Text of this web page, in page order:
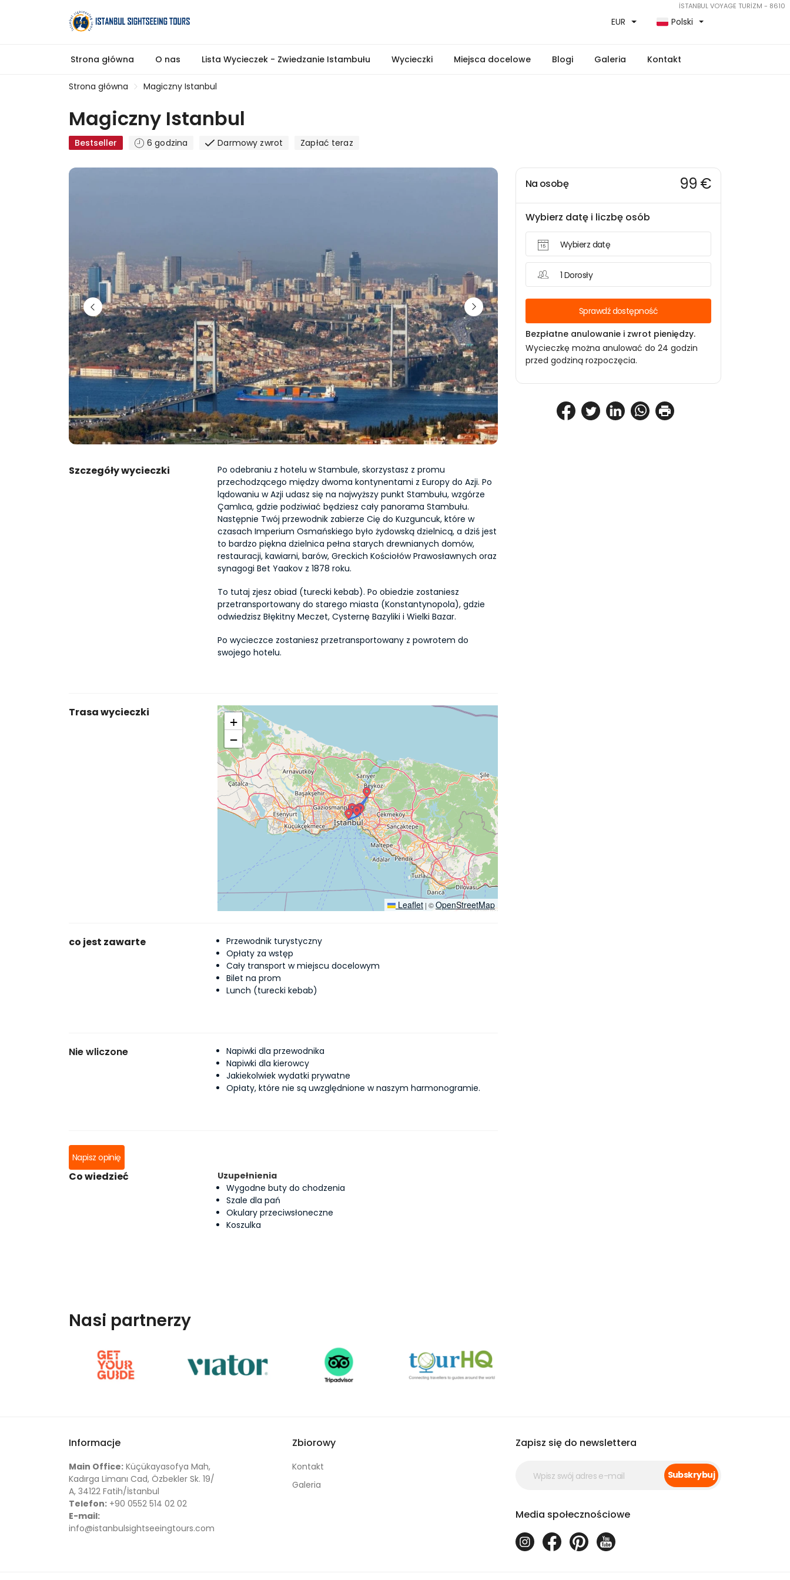
İSTANBUL VOYAGE TURİZM - 8610
EUR Polski
Strona główna O nas Lista Wycieczek - Zwiedzanie Istambułu Wycieczki Miejsca docelowe Blogi Galeria Kontakt
Strona główna Magiczny Istanbul
Magiczny Istanbul
Bestseller 6 godzina Darmowy zwrot Zapłać teraz
Szczegóły wycieczki
Po odebraniu z hotelu w Stambule, skorzystasz z promu
przechodzącego między dwoma kontynentami z Europy do Azji. Po
lądowaniu w Azji udasz się na najwyższy punkt Stambułu, wzgórze
Çamlıca, gdzie podziwiać będziesz cały panorama Stambułu.
Następnie Twój przewodnik zabierze Cię do Kuzguncuk, które w
czasach Imperium Osmańskiego było żydowską dzielnicą, a dziś jest
to bardzo piękna dzielnica pełna starych drewnianych domów,
restauracji, kawiarni, barów, Greckich Kościołów Prawosławnych oraz
synagogi Bet Yaakov z 1878 roku.
To tutaj zjesz obiad (turecki kebab). Po obiedzie zostaniesz
przetransportowany do starego miasta (Konstantynopola), gdzie
odwiedzisz Błękitny Meczet, Cysternę Bazyliki i Wielki Bazar.
Po wycieczce zostaniesz przetransportowany z powrotem do
swojego hotelu.
Trasa wycieczki
+
−
Leaflet | ©OpenStreetMap
co jest zawarte
Przewodnik turystyczny
Opłaty za wstęp
Cały transport w miejscu docelowym
Bilet na prom
Lunch (turecki kebab)
Nie wliczone
Napiwki dla przewodnika
Napiwki dla kierowcy
Jakiekolwiek wydatki prywatne
Opłaty, które nie są uwzględnione w naszym harmonogramie.
Napisz opinię
Co wiedzieć
Uzupełnienia
Wygodne buty do chodzenia
Szale dla pań
Okulary przeciwsłoneczne
Koszulka
Na osobę 99 €
Wybierz datę i liczbę osób
Wybierz datę
1 Dorosły
Sprawdź dostępność
Bezpłatne anulowanie i zwrot pieniędzy.
Wycieczkę można anulować do 24 godzin
przed godziną rozpoczęcia.
Nasi partnerzy
Informacje
Main Office: Küçükayasofya Mah,
Kadırga Limanı Cad, Özbekler Sk. 19/
A, 34122 Fatih/İstanbul
Telefon: +90 0552 514 02 02
E-mail:
info@istanbulsightseeingtours.com
Zbiorowy
Kontakt
Galeria
Zapisz się do newslettera
Subskrybuj
Media społecznościowe